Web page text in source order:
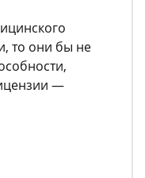
то они бы не
—